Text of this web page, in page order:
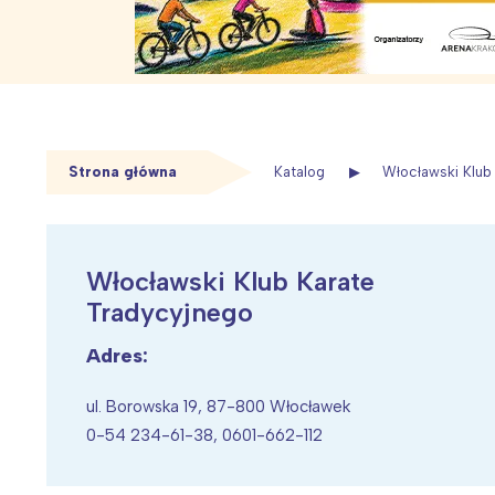
najpiękniejszych
Wiosenny koncert ptaków na płocie
Tradycje i święta
Scenariusze
Urodziny dziecka
Sport,
Strona główna Katalog Włocławski
Włocławski Klub Karate
Tradycyjnego
Adres:
ul. Borowska 19, 87-800 Włocławek
0-54 234-61-38, 0601-662-112